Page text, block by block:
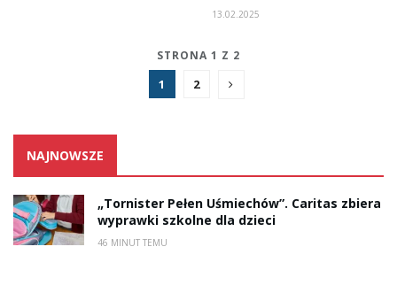
13.02.2025
STRONA 1 Z 2
1 2
NAJNOWSZE
„Tornister Pełen Uśmiechów”. Caritas zbiera
wyprawki szkolne dla dzieci
46 MINUT TEMU